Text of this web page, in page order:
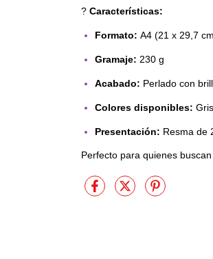
? Características:
Formato: A4 (21 x 29,7
Gramaje: 230 g
Acabado: Perlado con
Colores disponibles:
Presentación: Resma de
Perfecto para quienes